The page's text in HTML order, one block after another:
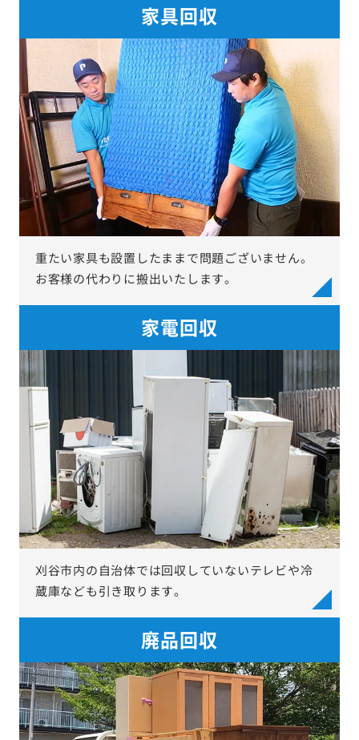
家具回収
重たい家具も設置したままで問題ございません。
お客様の代わりに搬出いたします。
家電回収
刈谷市内の自治体では回収していないテレビや冷
蔵庫なども引き取ります。
廃品回収